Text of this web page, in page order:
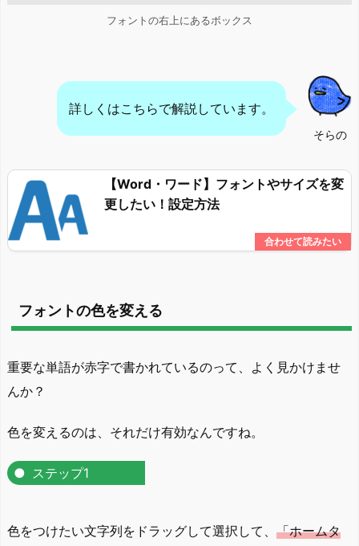
フォントの右上にあるボックス
そらの
詳しくはこちらで解説しています。
【Word・ワード】フォントやサイズを変
更したい！設定方法
フォントの色を変える
重要な単語が赤字で書かれているのって、よく見かけませ
んか？
色を変えるのは、それだけ有効なんですね。
ステップ1
色をつけたい文字列をドラッグして選択して、 「ホームタ